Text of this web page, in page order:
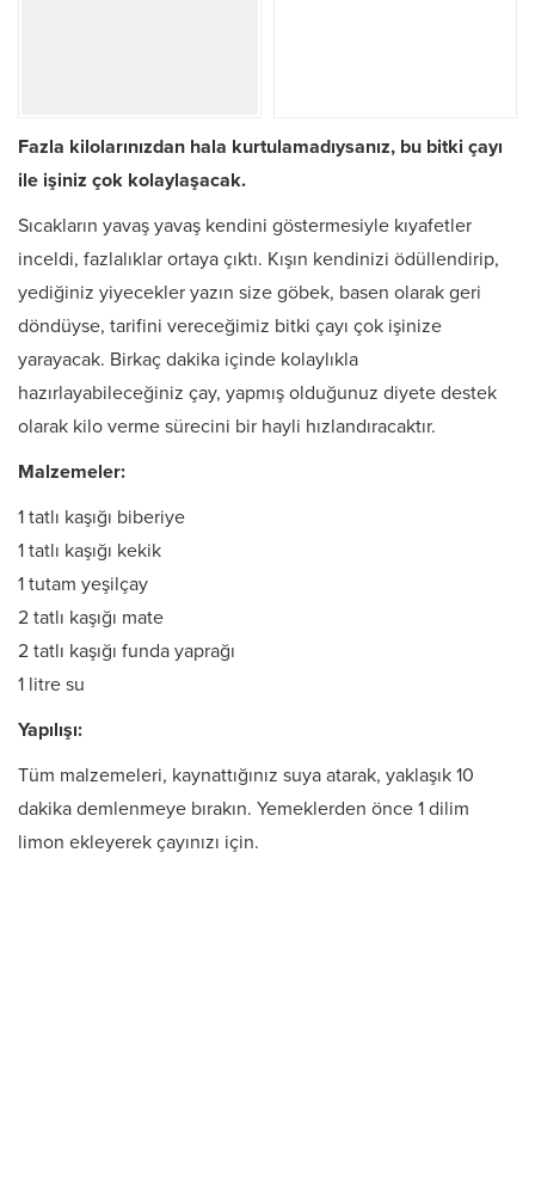
Fazla kilolarınızdan hala kurtulamadıysanız, bu bitki çayı
ile işiniz çok kolaylaşacak.
Sıcakların yavaş yavaş kendini göstermesiyle kıyafetler
inceldi, fazlalıklar ortaya çıktı. Kışın kendinizi ödüllendirip,
yediğiniz yiyecekler yazın size göbek, basen olarak geri
döndüyse, tarifini vereceğimiz bitki çayı çok işinize
yarayacak. Birkaç dakika içinde kolaylıkla
hazırlayabileceğiniz çay, yapmış olduğunuz diyete destek
olarak kilo verme sürecini bir hayli hızlandıracaktır.
Malzemeler:
1 tatlı kaşığı biberiye
1 tatlı kaşığı kekik
1 tutam yeşilçay
2 tatlı kaşığı mate
2 tatlı kaşığı funda yaprağı
1 litre su
Yapılışı:
Tüm malzemeleri, kaynattığınız suya atarak, yaklaşık 10
dakika demlenmeye bırakın. Yemeklerden önce 1 dilim
limon ekleyerek çayınızı için.